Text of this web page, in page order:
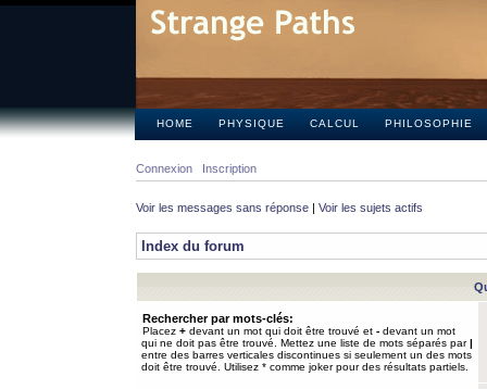
HOME PHYSIQUE CALCUL PHILOSOPHIE
Connexion Inscription
Voir les messages sans réponse | Voir les sujets actifs
Index du forum
Rechercher par mots-clés:
Placez + devant un mot qui doit être trouvé et - devant un mot
qui ne doit pas être trouvé. Mettez une liste de mots séparés par|
entre des barres verticales discontinues si seulement un des mots
doit être trouvé. Utilisez * comme joker pour des résultats partiels.